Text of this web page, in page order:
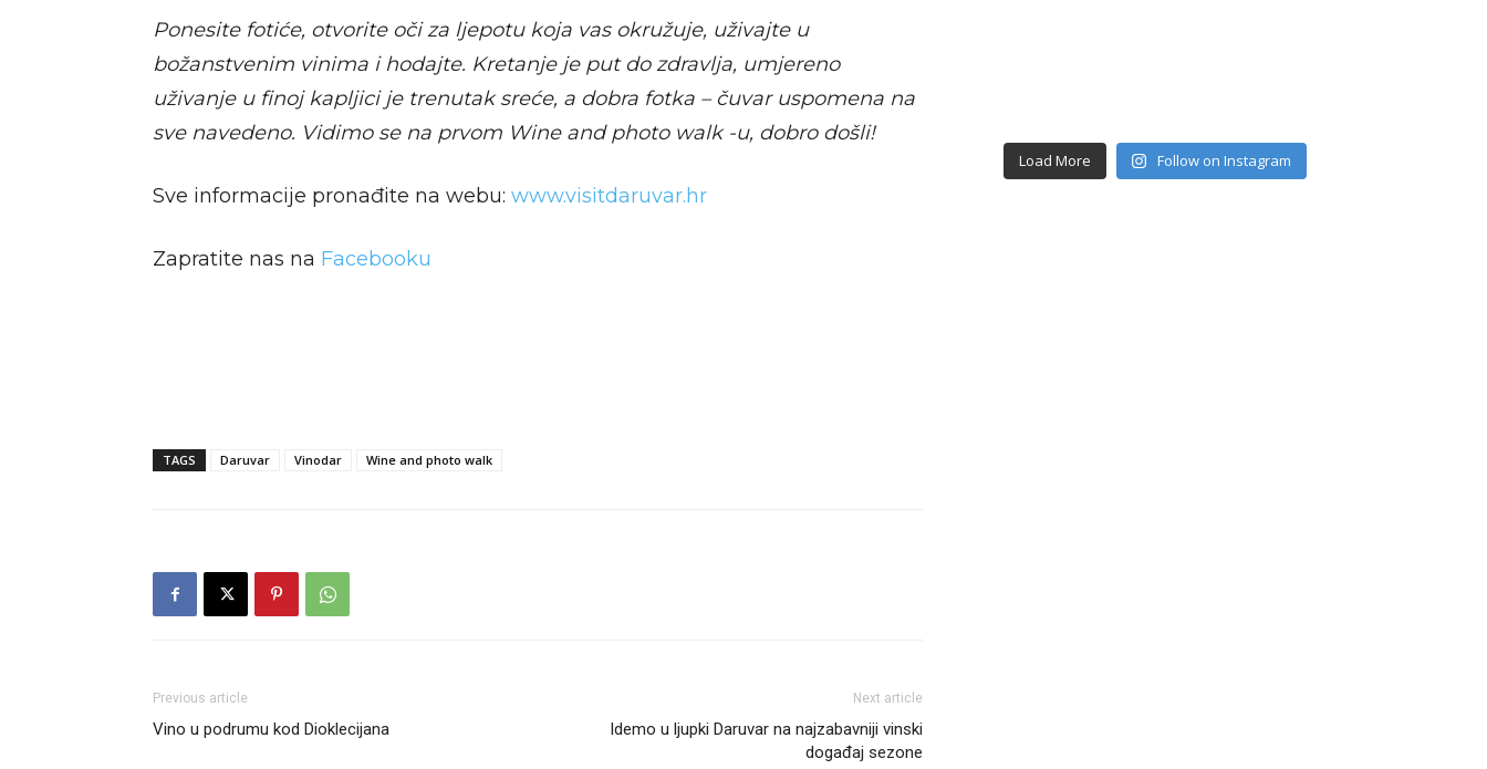
Ponesite fotiće, otvorite oči za ljepotu koja vas okružuje, uživajte u
božanstvenim vinima i hodajte. Kretanje je put do zdravlja, umjereno
uživanje u finoj kapljici je trenutak sreće, a dobra fotka – čuvar uspomena na
sve navedeno. Vidimo se na prvom Wine and photo walk -u, dobro došli!
Sve informacije pronađite na webu: www.visitdaruvar.hr
Zapratite nas na Facebooku
TAGS Daruvar Vinodar Wine and photo walk
Previous article
Vino u podrumu kod Dioklecijana
Next article
Idemo u ljupki Daruvar na najzabavniji vinski
događaj sezone
Load More Follow on Instagram